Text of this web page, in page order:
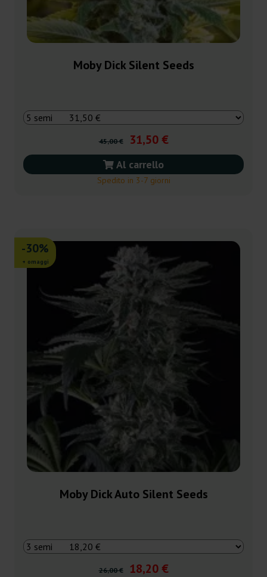
Moby Dick Silent Seeds
45,00 € 31,50 €
Al carrello
Spedito in 3-7 giorni
-30%
+ omaggi
Moby Dick Auto Silent Seeds
26,00 € 18,20 €